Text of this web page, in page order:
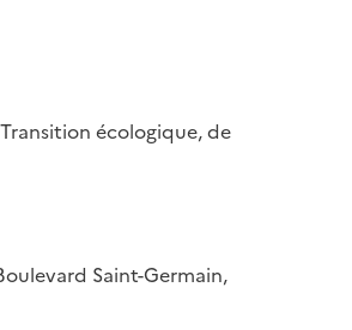
écologique, de
Saint-Germain,